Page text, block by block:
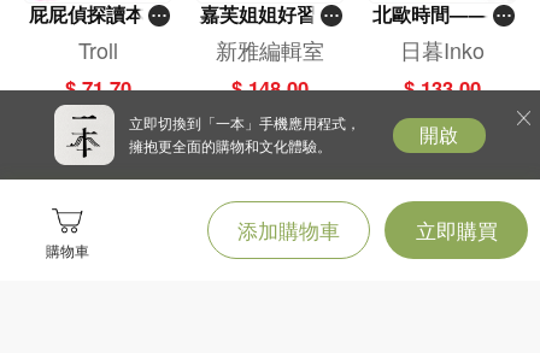
購物車
添加購物車 立即購買
屁屁偵探讀本(1
3)－－對決！怪
篇）
Troll
$ 71.70
嘉芙姐姐好習慣
兒歌小手機
新雅編輯室
$ 148.00
北歐時間——世
界第一幸福國度
教會我的事
日暮Inko
$ 133.00
立即切換到「一本」手機應用程式，
擁抱更全面的購物和文化體驗。
開啟